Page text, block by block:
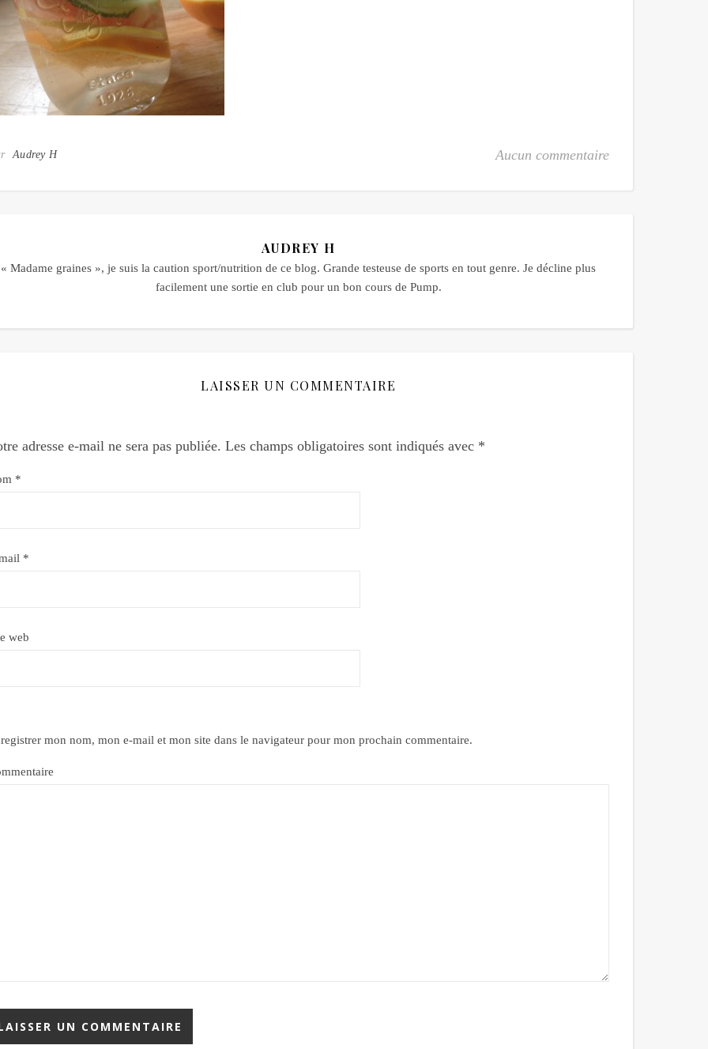
Audrey H Aucun commentaire
AUDREY H
« Madame graines », je suis la caution sport/nutrition de ce blog. Grande testeuse de sports en tout genre. Je décline plus
facilement une sortie en club pour un bon cours de Pump.
LAISSER UN COMMENTAIRE
adresse e-mail ne sera pas publiée. Les champs obligatoires sont indiqués avec *
*
*
web
mon nom, mon e-mail et mon site dans le navigateur pour mon prochain commentaire.